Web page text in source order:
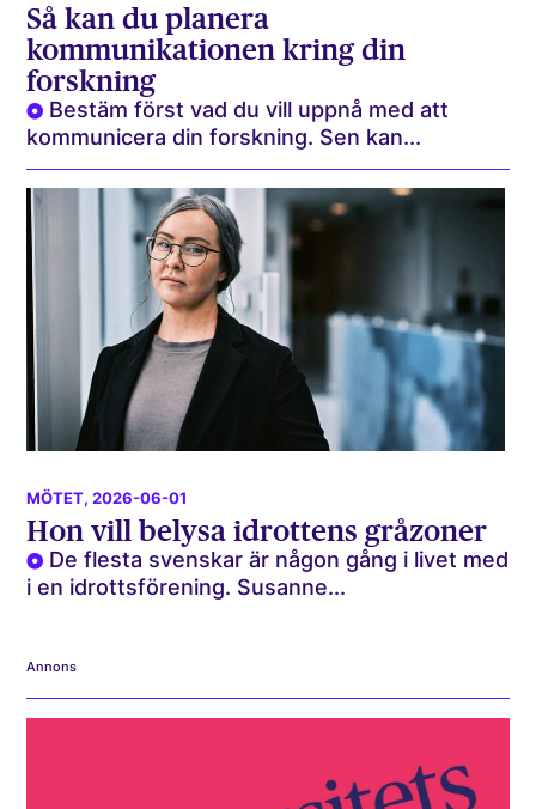
Så kan du planera
kommunikationen kring din
forskning
Bestäm först vad du vill uppnå med att
kommunicera din forskning. Sen kan...
MÖTET, 2026-06-01
Hon vill belysa idrottens gråzoner
De flesta svenskar är någon gång i livet med
i en idrottsförening. Susanne...
Annons